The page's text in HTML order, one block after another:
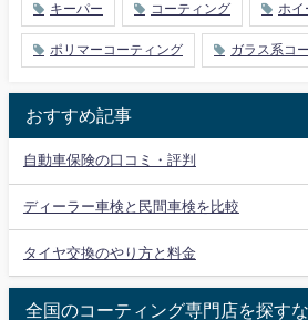
キーパー コーティング ホイ
ポリマーコーティング ガラス系コ
おすすめ記事
自動車保険の口コミ・評判
ディーラー車検と民間車検を比較
タイヤ交換のやり方と料金
全国のコーティング専門店を探す